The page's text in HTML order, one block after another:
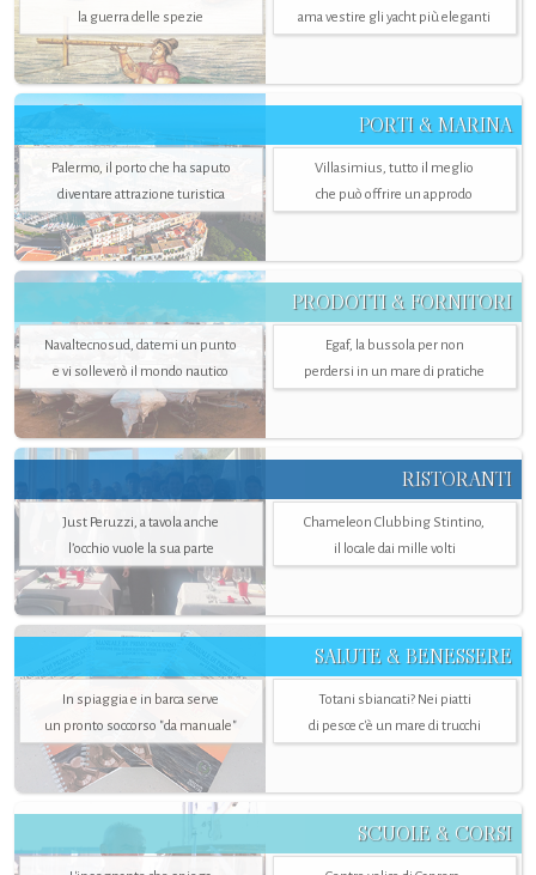
la guerra delle spezie
ama vestire gli yacht più eleganti
PORTI & MARINA
Palermo, il porto che ha saputo
diventare attrazione turistica
Villasimius, tutto il meglio
che può offrire un approdo
PRODOTTI & FORNITORI
Navaltecnosud, datemi un punto
e vi solleverò il mondo nautico
Egaf, la bussola per non
perdersi in un mare di pratiche
RISTORANTI
Just Peruzzi, a tavola anche
l’occhio vuole la sua parte
Chameleon Clubbing Stintino,
il locale dai mille volti
SALUTE & BENESSERE
In spiaggia e in barca serve
un pronto soccorso "da manuale"
Totani sbiancati? Nei piatti
di pesce c'è un mare di trucchi
SCUOLE & CORSI